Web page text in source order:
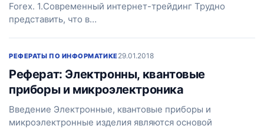
Forex. 1.Современный интернет-трейдинг Трудно
представить, что в…
РЕФЕРАТЫ ПО ИНФОРМАТИКЕ29.01.2018
Реферат: Электронны, квантовые
приборы и микроэлектроника
Введение Электронные, квантовые приборы и
микроэлектронные изделия являются основой